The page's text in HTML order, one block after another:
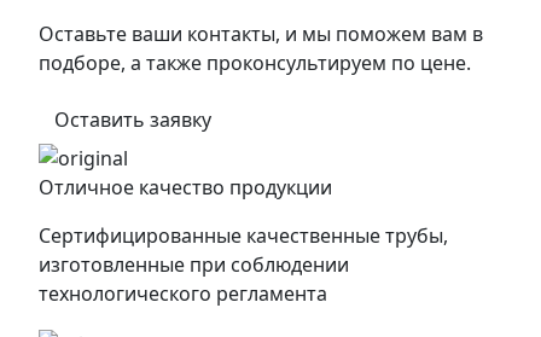
Оставьте ваши контакты, и мы поможем вам в
подборе, а также проконсультируем по цене.
Оставить заявку
Отличное качество продукции
Сертифицированные качественные трубы,
изготовленные при соблюдении
технологического регламента